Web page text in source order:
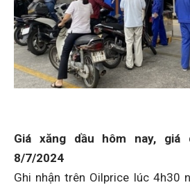
Giá xăng dầu hôm nay, giá
8/7/2024
Ghi nhận trên Oilprice lúc 4h30